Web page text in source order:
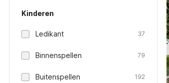
Kinderen
Ledikant 37
Binnenspellen 79
Buitenspellen 192